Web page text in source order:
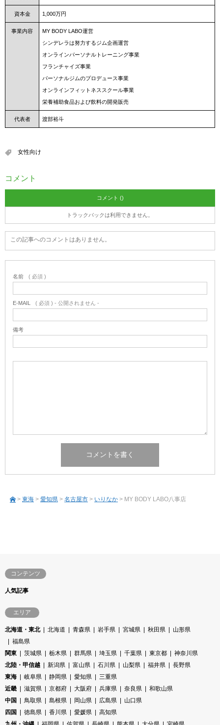
資本金 1,000万円
事業内容
MY BODY LABO運営
シンデレラは努力するジム企画運営
オンラインパーソナルトレーニング事業
フランチャイズ事業
パーソナルジムのプロデュース事業
オンラインフィットネススクール事業
栄養補助食品および飲料の開発販売
代表者 渡部裕斗
女性向け
コメント
コメント ()
トラックバックは利用できません。
この記事へのコメントはありません。
名前 ( 必須 )
E-MAIL ( 必須 ) - 公開されません -
備考
> 東海 > 愛知県 > 名古屋市 > いりなか > MY BODY LABO八事店
コンテンツ
人気記事
エリア
北海道・東北 北海道 青森県 岩手県 宮城県 秋田県
山形県
福島県
関東
茨城県 栃木県 群馬県 埼玉県 千葉県 東京都
神奈川県
北陸・甲信越
新潟県 富山県 石川県 山梨県 福井県
長野県
東海
岐阜県 静岡県 愛知県
三重県
近畿
滋賀県 京都府 大阪府 兵庫県 奈良県
和歌山県
中国
鳥取県 島根県 岡山県 広島県
山口県
四国
徳島県 香川県 愛媛県
高知県